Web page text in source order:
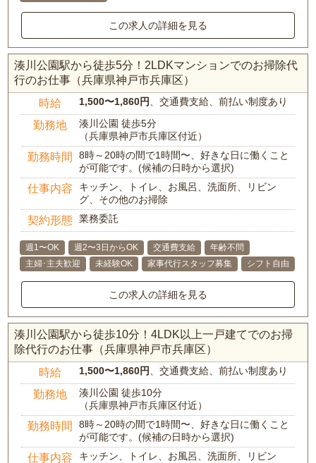
この求人の詳細を見る
湊川公園駅から徒歩5分！2LDKマンションでのお掃除代
行のお仕事（兵庫県神戸市兵庫区）
時給 1,500〜1,860円 、交通費支給、前払い制度あり
勤務地
湊川公園 徒歩5分
（兵庫県神戸市兵庫区付近）
勤務時間
8時～20時の間で1時間〜、好きな日に働くこと
が可能です。(候補の日時から選択)
仕事内容
キッチン、トイレ、お風呂、洗面所、リビン
グ、その他のお掃除
契約形態 業務委託
週1〜OK 週2〜3日からOK 交通費支給
年齢不問
主婦･主夫歓迎
未経験OK 家事代行スタッフ募集 シフト自由
この求人の詳細を見る
湊川公園駅から徒歩10分！4LDK以上一戸建てでのお掃
除代行のお仕事（兵庫県神戸市兵庫区）
時給 1,500〜1,860円 、交通費支給、前払い制度あり
勤務地
湊川公園 徒歩10分
（兵庫県神戸市兵庫区付近）
勤務時間
8時～20時の間で1時間〜、好きな日に働くこと
が可能です。(候補の日時から選択)
仕事内容
キッチン、トイレ、お風呂、洗面所、リビン